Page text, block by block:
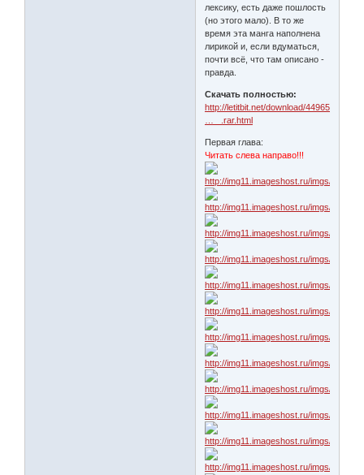
лексику, есть даже пошлость
(но этого мало). В то же
время эта манга наполнена
лирикой и, если вдуматься,
почти всё, что там описано -
правда.
Скачать полностью:
http://letitbit.net/download/44965.4481
… _.rar.html
Первая глава:
Читать слева направо!!!